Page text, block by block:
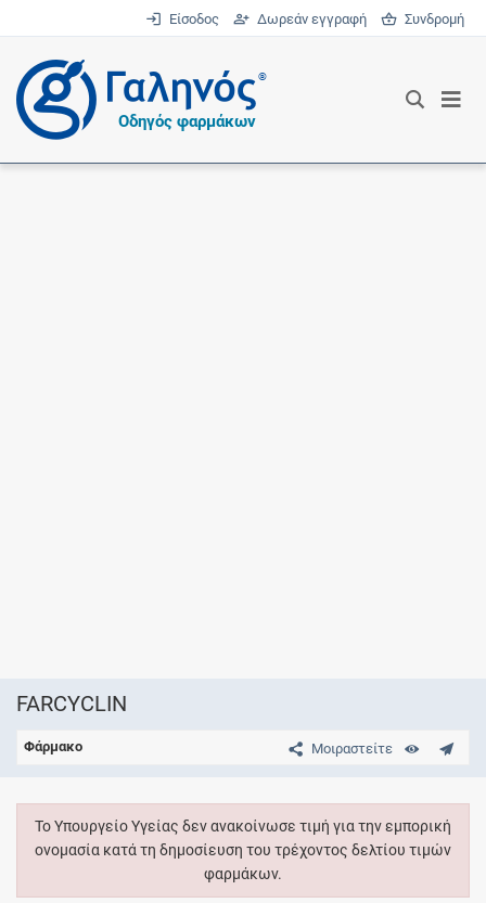
Είσοδος Δωρεάν εγγραφή Συνδρομή
®
Οδηγός φαρμάκων
FARCYCLIN
Μοιραστείτε
Φάρμακο
Το Υπουργείο Υγείας δεν ανακοίνωσε τιμή για την εμπορική
ονομασία κατά τη δημοσίευση του τρέχοντος δελτίου τιμών
φαρμάκων.